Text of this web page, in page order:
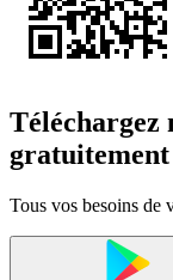
Téléchargez
gratuitement
Tous vos besoins de